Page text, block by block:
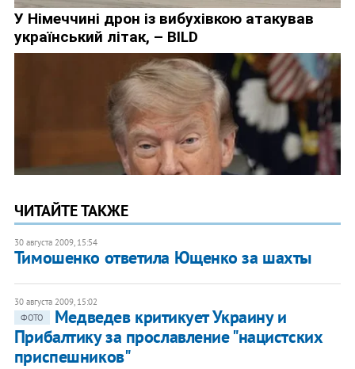
ЧИТАЙТЕ ТАКЖЕ
30 августа 2009, 15:54
Тимошенко ответила Ющенко за шахты
30 августа 2009, 15:02
ФОТО
Медведев критикует Украину и
Прибалтику за прославление "нацистских
приспешников"